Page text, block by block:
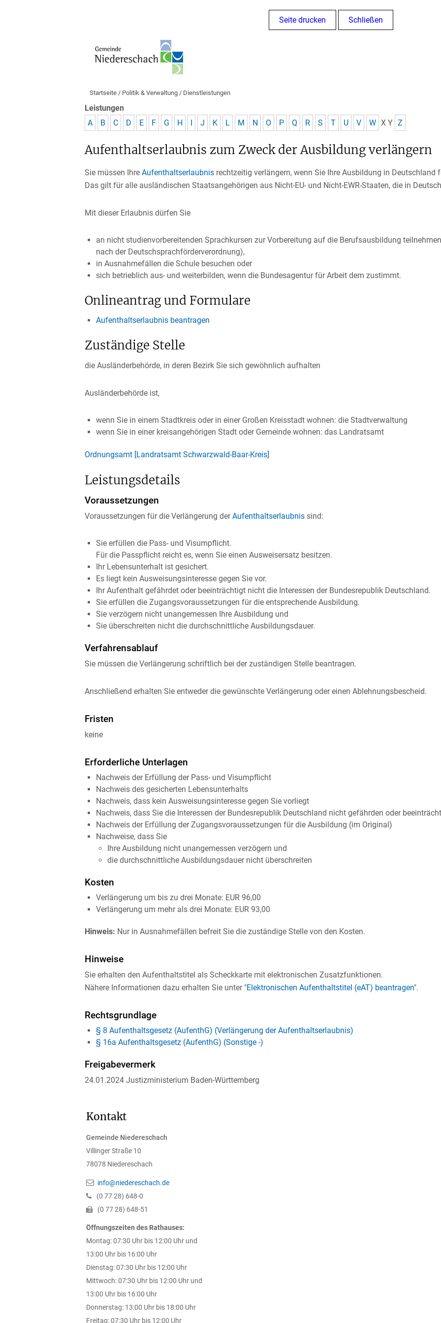
Seite drucken Schließen
Startseite / Politik & Verwaltung / Dienstleistungen
Leistungen
A
B C D E F G H I J K L M N O P Q R S T U V W X Y Z
Aufenthaltserlaubnis zum Zweck der Ausbildung verlängern
Sie müssen Ihre Aufenthaltserlaubnis rechtzeitig verlängern, wenn Sie Ihre Ausbildung in Deutschland
Das gilt für alle ausländischen Staatsangehörigen aus Nicht-EU- und Nicht-EWR-Staaten, die in
Mit dieser Erlaubnis dürfen Sie
an nicht studienvorbereitenden Sprachkursen zur Vorbereitung auf die Berufsausbildung
nach der Deutschsprachförderverordnung),
in Ausnahmefällen die Schule besuchen oder
sich betrieblich aus- und weiterbilden, wenn die Bundesagentur für Arbeit dem zustimmt.
Onlineantrag und Formulare
Aufenthaltserlaubnis beantragen
Zuständige Stelle
die Ausländerbehörde, in deren Bezirk Sie sich gewöhnlich aufhalten
Ausländerbehörde ist,
wenn Sie in einem Stadtkreis oder in einer Großen Kreisstadt wohnen: die Stadtverwaltung
wenn Sie in einer kreisangehörigen Stadt oder Gemeinde wohnen: das Landratsamt
Ordnungsamt [Landratsamt Schwarzwald-Baar-Kreis]
Leistungsdetails
Voraussetzungen
Voraussetzungen für die Verlängerung derAufenthaltserlaubnis sind:
Sie erfüllen die Pass- und Visumpflicht.
Für die Passpflicht reicht es, wenn Sie einen Ausweisersatz besitzen.
Ihr Lebensunterhalt ist gesichert.
Es liegt kein Ausweisungsinteresse gegen Sie vor.
Ihr Aufenthalt gefährdet oder beeinträchtigt nicht die Interessen der Bundesrepublik Deutschland.
Sie erfüllen die Zugangsvoraussetzungen für die entsprechende Ausbildung.
Sie verzögern nicht unangemessen Ihre Ausbildung und
Sie überschreiten nicht die durchschnittliche Ausbildungsdauer.
Verfahrensablauf
Sie müssen die Verlängerung schriftlich bei der zuständigen Stelle beantragen.
Anschließend erhalten Sie entweder die gewünschte Verlängerung oder einen Ablehnungsbescheid.
Fristen
keine
Erforderliche Unterlagen
Nachweis der Erfüllung der Pass- und Visumpflicht
Nachweis des gesicherten Lebensunterhalts
Nachweis, dass kein Ausweisungsinteresse gegen Sie vorliegt
Nachweis, dass Sie die Interessen der Bundesrepublik Deutschland nicht gefährden oder
Nachweis der Erfüllung der Zugangsvoraussetzungen für die Ausbildung (im Original)
Nachweise, dass Sie
Ihre Ausbildung nicht unangemessen verzögern und
die durchschnittliche Ausbildungsdauer nicht überschreiten
Kosten
Verlängerung um bis zu drei Monate: EUR 96,00
Verlängerung um mehr als drei Monate: EUR 93,00
Hinweis: Nur in Ausnahmefällen befreit Sie die zuständige Stelle von den Kosten.
Hinweise
Sie erhalten den Aufenthaltstitel als Scheckkarte mit elektronischen Zusatzfunktionen.
Nähere Informationen dazu erhalten Sie unter "Elektronischen Aufenthaltstitel (eAT) beantragen".
Rechtsgrundlage
§ 8 Aufenthaltsgesetz (AufenthG) (Verlängerung der Aufenthaltserlaubnis)
§ 16a Aufenthaltsgesetz (AufenthG) (Sonstige -)
Freigabevermerk
24.01.2024 Justizministerium Baden-Württemberg
Kontakt
Gemeinde Niedereschach
Villinger Straße 10
78078 Niedereschach
info@niedereschach.de
(0 7728) 648-0
(0 7728) 648-51
Öffnungszeiten des Rathauses:
Montag: 07:30 Uhr bis 12:00 Uhr und
13:00 Uhr bis 16:00 Uhr
Dienstag: 07:30 Uhr bis 12:00 Uhr
Mittwoch: 07:30 Uhr bis 12:00 Uhr und
13:00 Uhr bis 16:00 Uhr
Donnerstag: 13:00 Uhr bis 18:00 Uhr
Freitag: 07:30 Uhr bis 12:00 Uhr